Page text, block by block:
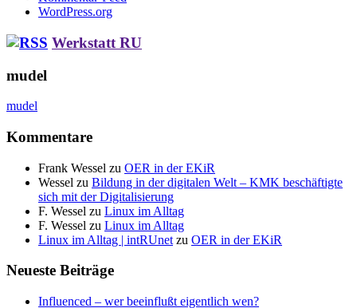
WordPress.org
Werkstatt RU
mudel
mudel
Kommentare
Frank Wessel zu OER in der EKiR
Wessel zu Bildung in der digitalen Welt – KMK beschäftigte
sich mit der Digitalisierung
F. Wessel zu Linux im Alltag
F. Wessel zu Linux im Alltag
Linux im Alltag | intRUnet zu OER in der EKiR
Neueste Beiträge
Influenced – wer beeinflußt eigentlich wen?